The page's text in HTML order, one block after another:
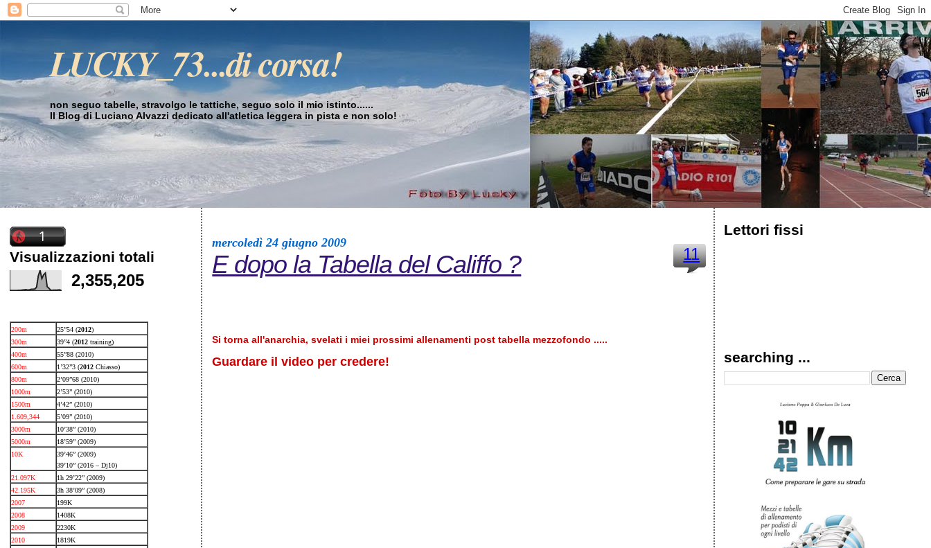
LUCKY_73...di corsa!
non seguo tabelle, stravolgo le tattiche, seguo solo il mio istinto......
Il Blog di Luciano Alvazzi dedicato all'atletica leggera in pista e non solo!
Visualizzazioni totali
2,355,205
200m 25”54 (2012)
300m
39”4 (2012 training)
400m
55”88 (2010)
600m
1’32”3 (2012 Chiasso)
800m
2’09”68 (2010)
1000m
2’53” (2010)
1500m
4’42” (2010)
1.609,344
5’09” (2010)
3000m
10’38” (2010)
5000m
18’59” (2009)
10K
39’46” (2009)
39’10” (2016 – Dj10)
21.097K
1h 29’22” (2009)
42.195K
3h 38’09” (2008)
2007
199K
2008
1408K
2009
2230K
2010
1819K
mercoledì 24 giugno 2009
11
E dopo la Tabella del Califfo ?
Si torna all'anarchia, svelati i miei prossimi allenamenti post tabella mezzofondo .....
Guardare il video per credere!
Lettori fissi
searching ...